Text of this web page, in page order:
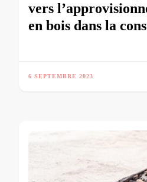
vers
en bois dans la
6 SEPTEMBRE 2023